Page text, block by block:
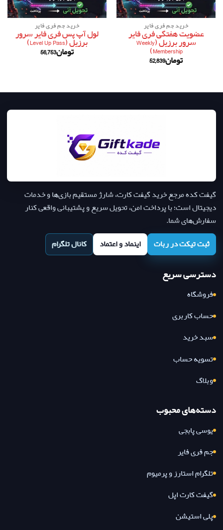
خرید جم فری فایر
عضویت هفتگی فری فایر
سرور برزیل (Weekly
Membership)
تومان52,839
خرید جم فری فایر
لول آپ پس فری فایر سرور
برزیل (Level Up Pass)
تومان56,753
گیفت کده مرجع خرید گیفت کارت، شارژ مستقیم بازی‌ها و خدمات
دیجیتال است؛ با پرداخت امن، تحویل سریع و پشتیبانی واقعی کنار
سفارش‌های شما.
ثبت تیکت در ربات
اینماد و اعتماد کانال تلگرام
دسترسی سریع
فروشگاه
حساب کاربری
سبد خرید
تسویه حساب
وبلاگ
دسته‌های محبوب
یوسی پابجی
جم فری فایر
تلگرام استارز و پرمیوم
گیفت کارت اپل
پلی استیشن